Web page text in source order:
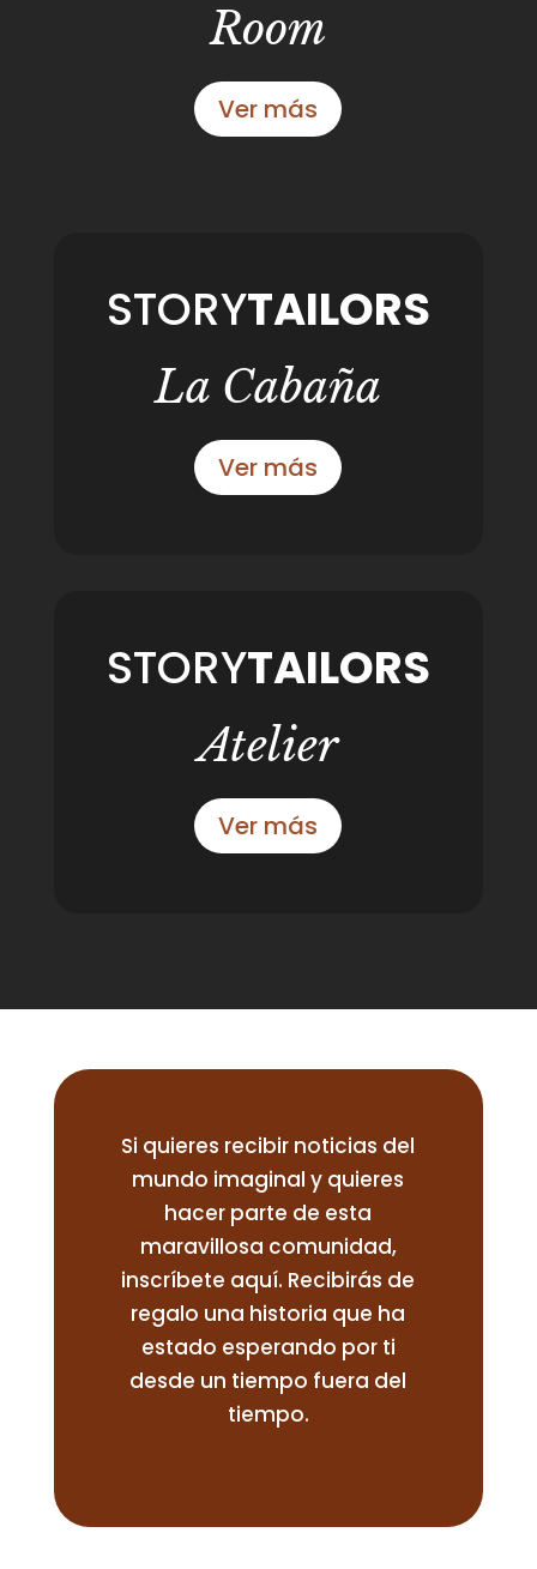
Room
Ver más
STORYTAILORS
La Cabaña
Ver más
STORYTAILORS
Atelier
Ver más
Si quieres recibir noticias del
mundo imaginal y quieres
hacer parte de esta
maravillosa comunidad,
inscríbete aquí. Recibirás de
regalo una historia que ha
estado esperando por ti
desde un tiempo fuera del
tiempo.